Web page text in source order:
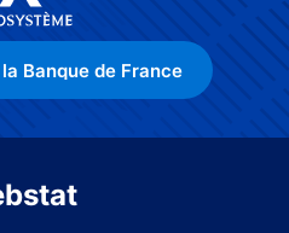
Banque de France